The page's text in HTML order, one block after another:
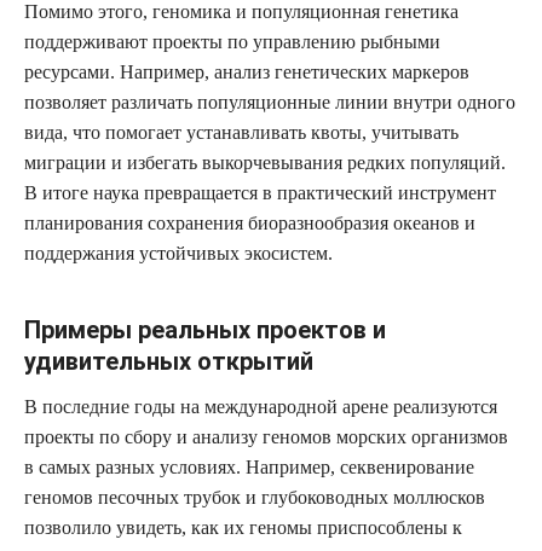
Помимо этого, геномика и популяционная генетика
поддерживают проекты по управлению рыбными
ресурсами. Например, анализ генетических маркеров
позволяет различать популяционные линии внутри одного
вида, что помогает устанавливать квоты, учитывать
миграции и избегать выкорчевывания редких популяций.
В итоге наука превращается в практический инструмент
планирования сохранения биоразнообразия океанов и
поддержания устойчивых экосистем.
Примеры реальных проектов и
удивительных открытий
В последние годы на международной арене реализуются
проекты по сбору и анализу геномов морских организмов
в самых разных условиях. Например, секвенирование
геномов песочных трубок и глубоководных моллюсков
позволило увидеть, как их геномы приспособлены к